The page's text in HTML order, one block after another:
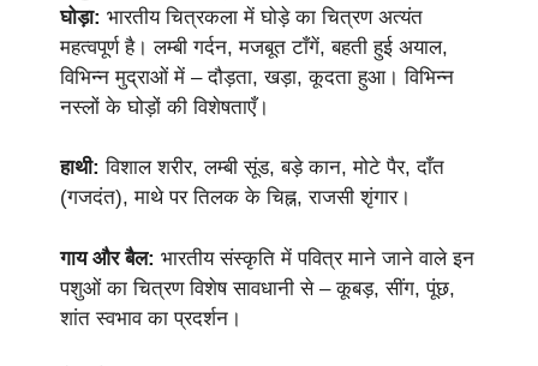
घोड़ा: भारतीय चित्रकला में घोड़े का चित्रण अत्यंत
महत्वपूर्ण है। लम्बी गर्दन, मजबूत टाँगें, बहती हुई अयाल,
विभिन्न मुद्राओं में – दौड़ता, खड़ा, कूदता हुआ। विभिन्न
नस्लों के घोड़ों की विशेषताएँ।
हाथी: विशाल शरीर, लम्बी सूंड, बड़े कान, मोटे पैर, दाँत
(गजदंत), माथे पर तिलक के चिह्न, राजसी शृंगार।
गाय और बैल: भारतीय संस्कृति में पवित्र माने जाने वाले इन
पशुओं का चित्रण विशेष सावधानी से – कूबड़, सींग, पूंछ,
शांत स्वभाव का प्रदर्शन।